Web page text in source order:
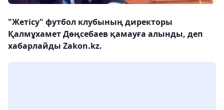
"Жетісу" футбол клубының директоры
Қалмұхамет Дөңсебаев қамауға алынды, деп
хабарлайды Zakon.kz.